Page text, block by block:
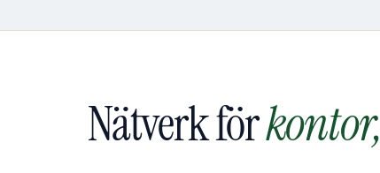
Nätverk förkontor,